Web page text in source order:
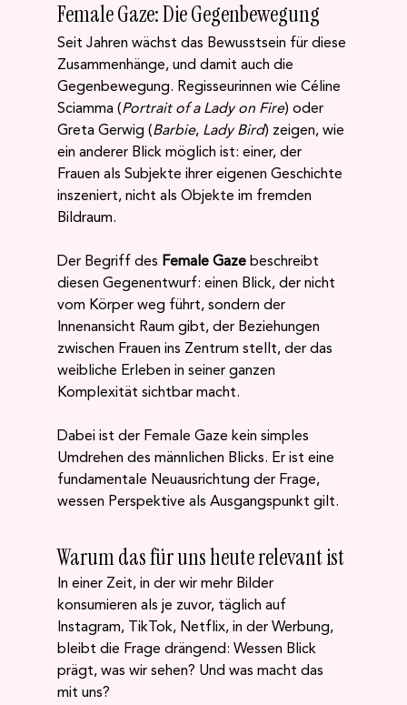
Female Gaze: Die Gegenbewegung
Seit Jahren wächst das Bewusstsein für diese
Zusammenhänge, und damit auch die
Gegenbewegung. Regisseurinnen wie Céline
Sciamma (Portrait of a Lady on Fire) oder
Greta Gerwig (Barbie, Lady Bird) zeigen, wie
ein anderer Blick möglich ist: einer, der
Frauen als Subjekte ihrer eigenen Geschichte
inszeniert, nicht als Objekte im fremden
Bildraum.
Der Begriff des Female Gaze beschreibt
diesen Gegenentwurf: einen Blick, der nicht
vom Körper weg führt, sondern der
Innenansicht Raum gibt, der Beziehungen
zwischen Frauen ins Zentrum stellt, der das
weibliche Erleben in seiner ganzen
Komplexität sichtbar macht.
Dabei ist der Female Gaze kein simples
Umdrehen des männlichen Blicks. Er ist eine
fundamentale Neuausrichtung der Frage,
wessen Perspektive als Ausgangspunkt gilt.
Warum das für uns heute relevant ist
In einer Zeit, in der wir mehr Bilder
konsumieren als je zuvor, täglich auf
Instagram, TikTok, Netflix, in der Werbung,
bleibt die Frage drängend: Wessen Blick
prägt, was wir sehen? Und was macht das
mit uns?